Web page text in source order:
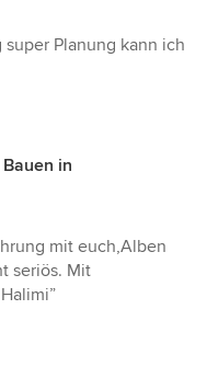
Planung kann ich
in
mit euch,Alben
seriös. Mit